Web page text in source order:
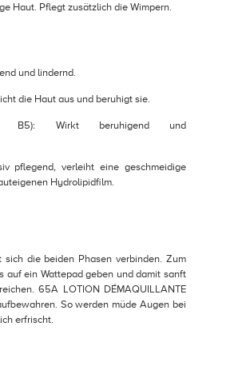
Haut. Pflegt zusätzlich die Wimpern.
und lindernd.
die Haut aus und beruhigt sie.
B5): Wirkt beruhigend und
pflegend, verleiht eine geschmeidige
Hydrolipidfilm.
sich die beiden Phasen verbinden. Zum
auf ein Wattepad geben und damit sanft
65A LOTION DÉMAQUILLANTE
So werden müde Augen bei
erfrischt.